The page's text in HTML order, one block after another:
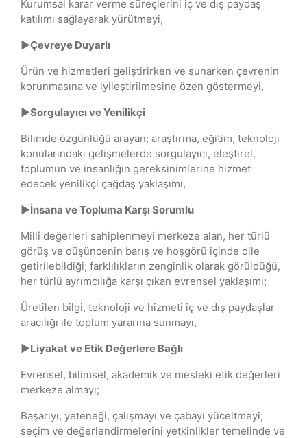
Kurumsal karar verme süreçlerini iç ve dış paydaş
katılımı sağlayarak yürütmeyi,
►Çevreye Duyarlı
Ürün ve hizmetleri geliştirirken ve sunarken çevrenin
korunmasına ve iyileştirilmesine özen göstermeyi,
►Sorgulayıcı ve Yenilikçi
Bilimde özgünlüğü arayan; araştırma, eğitim, teknoloji
konularındaki gelişmelerde sorgulayıcı, eleştirel,
toplumun ve insanlığın gereksinimlerine hizmet
edecek yenilikçi çağdaş yaklaşımı,
►İnsana ve Topluma Karşı Sorumlu
Millî değerleri sahiplenmeyi merkeze alan, her türlü
görüş ve düşüncenin barış ve hoşgörü içinde dile
getirilebildiği; farklılıkların zenginlik olarak görüldüğü,
her türlü ayrımcılığa karşı çıkan evrensel yaklaşımı;
Üretilen bilgi, teknoloji ve hizmeti iç ve dış paydaşlar
aracılığı ile toplum yararına sunmayı,
►Liyakat ve Etik Değerlere Bağlı
Evrensel, bilimsel, akademik ve mesleki etik değerleri
merkeze almayı;
Başarıyı, yeteneği, çalışmayı ve çabayı yüceltmeyi;
seçim ve değerlendirmelerini yetkinlikler temelinde ve